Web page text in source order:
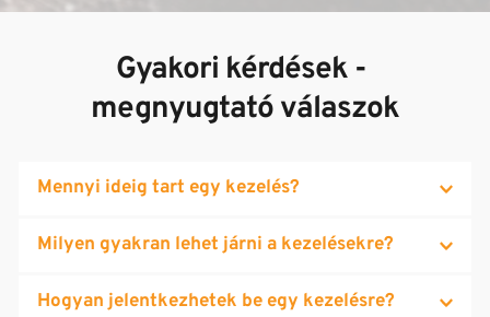
Gyakori kérdések -
megnyugtató válaszok
Mennyi ideig tart egy kezelés?
Egy kezelés alkalmával a felnőttek egy órát töltenek a
kezelőben. Gyermekeknél a kezelési idő 45 perc. Kúra
esetén javallott, hogy az egyes alkalmak között ne teljen el
Milyen gyakran lehet járni a kezelésekre?
Lehetőség van a napi kétszeri kezelésre is, amennyiben a
Hogyan jelentkezhetek be egy kezelésre?